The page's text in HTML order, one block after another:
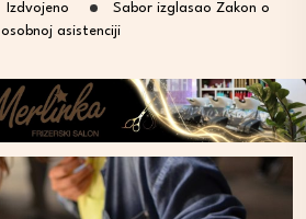
Izdvojeno
Sabor izglasao Zakon o
osobnoj asistenciji